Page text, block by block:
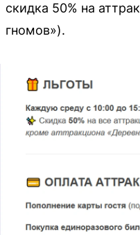
скидка 50% на
гномов»).